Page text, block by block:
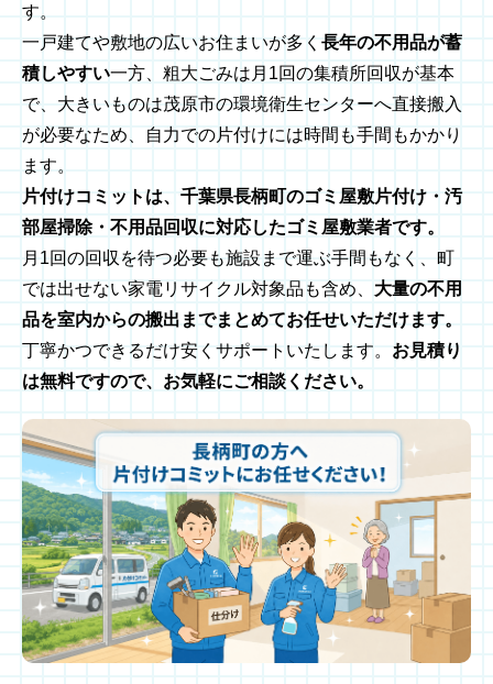
す。
一戸建てや敷地の広いお住まいが多く 長年の不用品が蓄
積しやすい一方、粗大ごみは月1回の集積所回収が基本
で、大きいものは茂原市の環境衛生センターへ直接搬入
が必要なため、自力での片付けには時間も手間もかかり
ます。
片付けコミットは、千葉県長柄町のゴミ屋敷片付け・汚
部屋掃除・不用品回収に対応したゴミ屋敷業者です。
月1回の回収を待つ必要も施設まで運ぶ手間もなく、町
では出せない家電リサイクル対象品も含め、 大量の不用
品を室内からの搬出までまとめてお任せいただけます。
丁寧かつできるだけ安くサポートいたします。 お見積り
は無料ですので、お気軽にご相談ください。